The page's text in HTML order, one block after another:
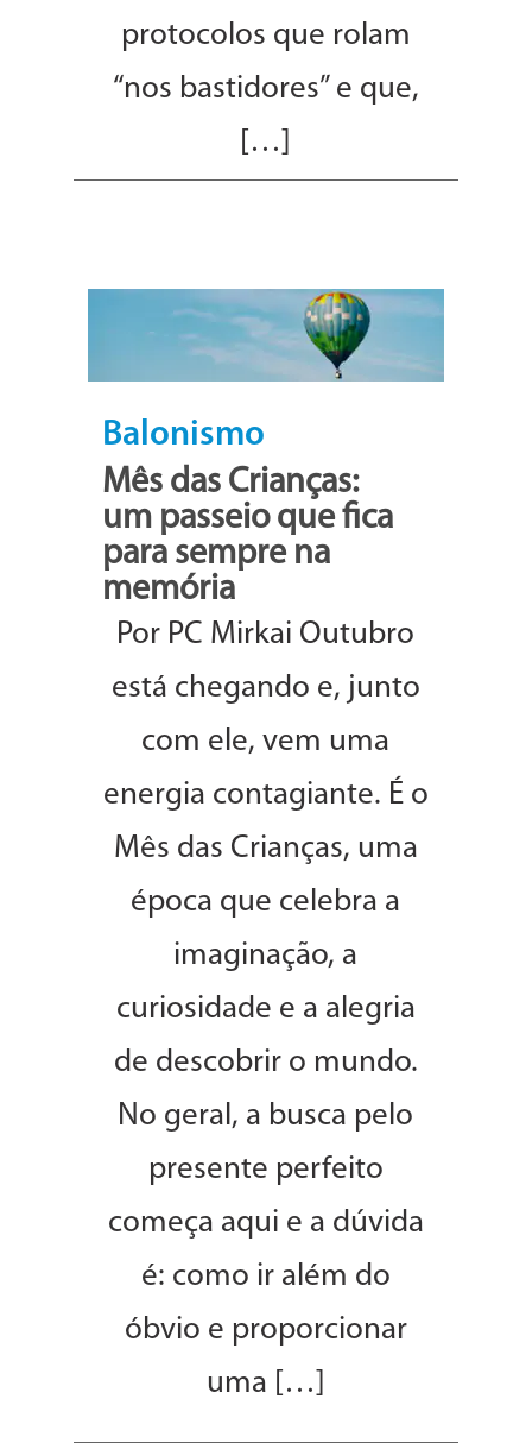
protocolos que rolam
“nos bastidores” e que,
[…]
Balonismo
Mês das Crianças:
um passeio que fica
para sempre na
memória
Por PC Mirkai Outubro
está chegando e, junto
com ele, vem uma
energia contagiante. É o
Mês das Crianças, uma
época que celebra a
imaginação, a
curiosidade e a alegria
de descobrir o mundo.
No geral, a busca pelo
presente perfeito
começa aqui e a dúvida
é: como ir além do
óbvio e proporcionar
uma […]